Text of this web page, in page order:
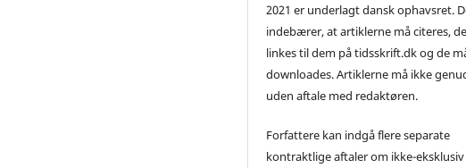
2021 er underlagt dansk ophavsret.
indebærer, at artiklerne må citeres,
linkes til dem på tidsskrift.dk og de
downloades. Artiklerne må ikke
uden aftale med redaktøren.
Forfattere kan indgå flere separate
kontraktlige aftaler om ikke-eksklusiv